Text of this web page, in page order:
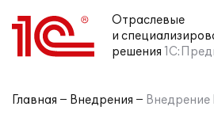
Отраслевые
и
решения
Главная Внедрения Внедрение